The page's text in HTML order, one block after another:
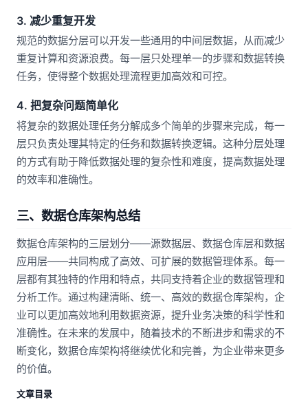
3. 减少重复开发
规范的数据分层可以开发一些通用的中间层数据，从而减少
重复计算和资源浪费。每一层只处理单一的步骤和数据转换
任务，使得整个数据处理流程更加高效和可控。
4. 把复杂问题简单化
将复杂的数据处理任务分解成多个简单的步骤来完成，每一
层只负责处理其特定的任务和数据转换逻辑。这种分层处理
的方式有助于降低数据处理的复杂性和难度，提高数据处理
的效率和准确性。
三、数据仓库架构总结
数据仓库架构的三层划分——源数据层、数据仓库层和数据
应用层——共同构成了高效、可扩展的数据管理体系。每一
层都有其独特的作用和特点，共同支持着企业的数据管理和
分析工作。通过构建清晰、统一、高效的数据仓库架构，企
业可以更加高效地利用数据资源，提升业务决策的科学性和
准确性。在未来的发展中，随着技术的不断进步和需求的不
断变化，数据仓库架构将继续优化和完善，为企业带来更多
的价值。
文章目录